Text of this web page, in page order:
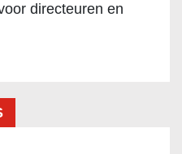
directeuren en